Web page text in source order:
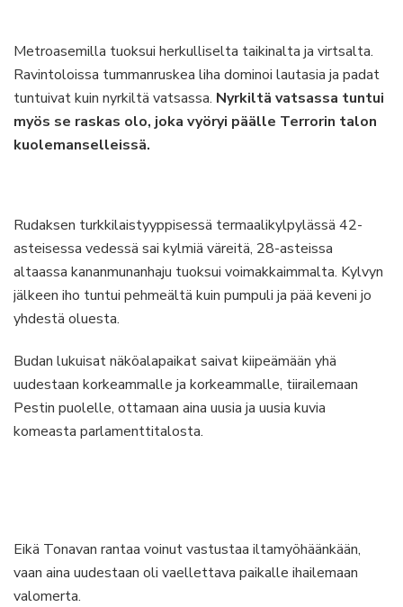
Metroasemilla tuoksui herkulliselta taikinalta ja virtsalta.
Ravintoloissa tummanruskea liha dominoi lautasia ja padat
tuntuivat kuin nyrkiltä vatsassa. Nyrkiltä vatsassa tuntui
myös se raskas olo, joka vyöryi päälle Terrorin talon
kuolemanselleissä.
Rudaksen turkkilaistyyppisessä termaalikylpylässä 42-
asteisessa vedessä sai kylmiä väreitä, 28-asteissa
altaassa kananmunanhaju tuoksui voimakkaimmalta. Kylvyn
jälkeen iho tuntui pehmeältä kuin pumpuli ja pää keveni jo
yhdestä oluesta.
Budan lukuisat näköalapaikat saivat kiipeämään yhä
uudestaan korkeammalle ja korkeammalle, tiirailemaan
Pestin puolelle, ottamaan aina uusia ja uusia kuvia
komeasta parlamenttitalosta.
Eikä Tonavan rantaa voinut vastustaa iltamyöhäänkään,
vaan aina uudestaan oli vaellettava paikalle ihailemaan
valomerta.